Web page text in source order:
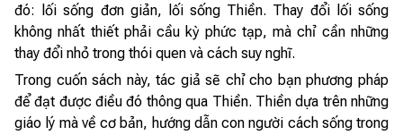
đó: lối sống đơn giản, lối sống Thiền. Thay đổi lối sống
không nhất thiết phải cầu kỳ phức tạp, mà chỉ cần những
thay đổi nhỏ trong thói quen và cách suy nghĩ.
Trong cuốn sách này, tác giả sẽ chỉ cho bạn phương pháp
để đạt được điều đó thông qua Thiền. Thiền dựa trên những
giáo lý mà về cơ bản, hướng dẫn con người cách sống trong